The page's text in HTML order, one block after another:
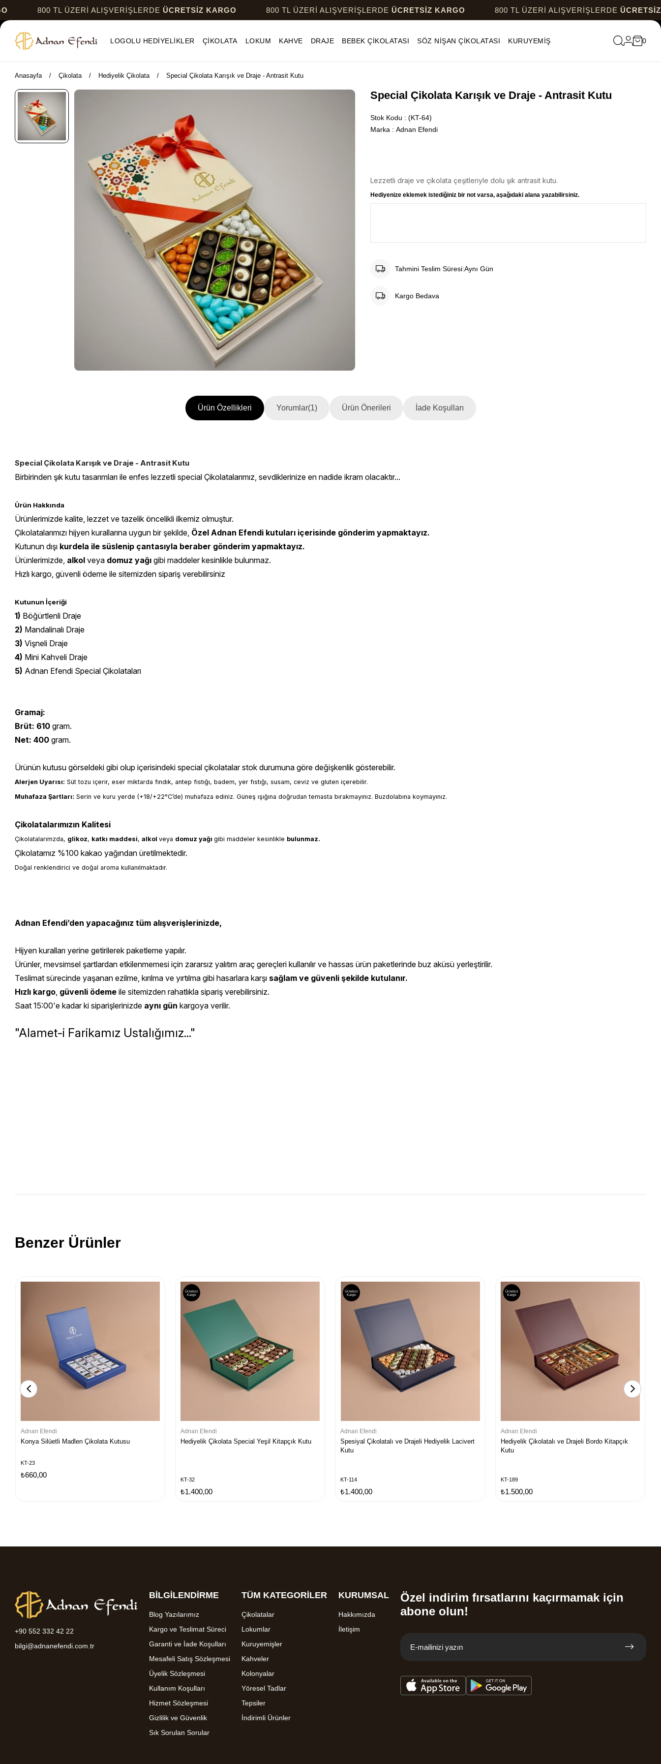
TL ÜZERİ ALIŞVERİŞLERDEÜCRETSİZ KARGO 800 TL ÜZERİ ALIŞVERİŞLERDEÜCRETSİZ KARGO 800 TL ÜZERİ ALIŞVERİŞLERDEÜCRETSİZ KARGO
LOGOLU HEDİYELİKLER ÇİKOLATA LOKUM KAHVE DRAJE BEBEK ÇİKOLATASI SÖZ NİŞAN ÇİKOLATASI KURUYEMİŞ 0
Anasayfa Çikolata Hediyelik Çikolata Special Çikolata Karışık ve Draje - Antrasit Kutu
Special Çikolata Karışık ve Draje - Antrasit Kutu
Stok Kodu
(KT-64)
Marka : Adnan Efendi
Lezzetli draje ve çikolata çeşitleriyle dolu şık antrasit kutu.
Hediyenize eklemek istediğiniz bir not varsa, aşağıdaki alana yazabilirsiniz.
Tahmini Teslim Süresi:Aynı Gün
Kargo Bedava
Ürün Özellikleri Yorumlar(1) Ürün Önerileri İade Koşulları
Special Çikolata Karışık ve Draje - Antrasit Kutu
Birbirinden şık kutu tasarımları ile enfes lezzetli special Çikolatalarımız, sevdiklerinize en nadide ikram olacaktır...
Ürün Hakkında
Ürünlerimizde kalite, lezzet ve tazelik öncelikli ilkemiz olmuştur.
Çikolatalarımızı hijyen kurallarına uygun bir şekilde, Özel Adnan Efendi kutuları içerisinde gönderim yapmaktayız.
Kutunun dışı kurdela ile süslenip çantasıyla beraber gönderim yapmaktayız.
Ürünlerimizde, alkol veya domuz yağı gibi maddeler kesinlikle bulunmaz.
Hızlı kargo, güvenli ödeme ile sitemizden sipariş verebilirsiniz
Kutunun İçeriği
1) Böğürtlenli Draje
2) Mandalinalı Draje
3) Vişneli Draje
4) Mini Kahveli Draje
5) Adnan Efendi Special Çikolataları
Gramaj:
Brüt: 610 gram.
Net: 400 gram.
Ürünün kutusu görseldeki gibi olup içerisindeki special çikolatalar stok durumuna göre değişkenlik gösterebilir.
Alerjen Uyarısı: Süt tozu içerir, eser miktarda fındık, antep fıstığı, badem, yer fıstığı, susam, ceviz ve gluten içerebilir.
Muhafaza Şartları: Serin ve kuru yerde (+18/+22°C’de) muhafaza ediniz. Güneş ışığına doğrudan temasta bırakmayınız. Buzdolabına koymayınız.
Çikolatalarımızın Kalitesi
Çikolatalarımzda, glikoz, katkı maddesi, alkol veya domuz yağı gibi maddeler kesinlikle bulunmaz.
Çikolatamız %100 kakao yağından üretilmektedir.
Doğal renklendirici ve doğal aroma kullanılmaktadır.
Adnan Efendi’den yapacağınız tüm alışverişlerinizde,
Hijyen kuralları yerine getirilerek paketleme yapılır.
Ürünler, mevsimsel şartlardan etkilenmemesi için zararsız yalıtım araç gereçleri kullanılır ve hassas ürün paketlerinde buz aküsü yerleştirilir.
Teslimat sürecinde yaşanan ezilme, kırılma ve yırtılma gibi hasarlara karşı sağlam ve güvenli şekilde kutulanır.
Hızlı kargo, güvenli ödeme ile sitemizden rahatlıkla sipariş verebilirsiniz.
Saat 15:00'e kadar ki siparişlerinizde aynı gün kargoya verilir.
"Alamet-i Farikamız Ustalığımız..."
Benzer Ürünler
Adnan Efendi
Konya Silüetli Madlen Çikolata Kutusu
KT-23
₺660,00
Adnan Efendi
Hediyelik Çikolata Special Yeşil Kitapçık Kutu
KT-32
₺1.400,00
Ücretsiz
Kargo
Adnan Efendi
Spesiyal Çikolatalı ve Drajeli Hediyelik Lacivert
Kutu
KT-114
₺1.400,00
Ücretsiz
Kargo
Adnan Efendi
Hediyelik Çikolatalı ve Drajeli Bordo Kitapçık
Kutu
KT-189
₺1.500,00
Ücretsiz
Kargo
+90 552 332 42 22
bilgi@adnanefendi.com.tr
BİLGİLENDİRME
Blog Yazılarımız
Kargo ve Teslimat Süreci
Garanti ve İade Koşulları
Mesafeli Satış Sözleşmesi
Üyelik Sözleşmesi
Kullanım Koşulları
Hizmet Sözleşmesi
Gizlilik ve Güvenlik
Sık Sorulan Sorular
TÜM KATEGORİLER
Çikolatalar
Lokumlar
Kuruyemişler
Kahveler
Kolonyalar
Yöresel Tadlar
Tepsiler
İndirimli Ürünler
KURUMSAL
Hakkımızda
İletişim
Özel indirim fırsatlarını kaçırmamak için
abone olun!